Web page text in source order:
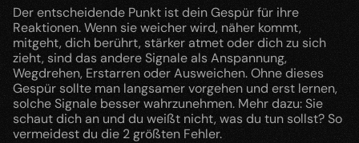
Der entscheidende Punkt ist dein Gespür für ihre
Reaktionen. Wenn sie weicher wird, näher kommt,
mitgeht, dich berührt, stärker atmet oder dich zu sich
zieht, sind das andere Signale als Anspannung,
Wegdrehen, Erstarren oder Ausweichen. Ohne dieses
Gespür sollte man langsamer vorgehen und erst lernen,
solche Signale besser wahrzunehmen. Mehr dazu: Sie
schaut dich an und du weißt nicht, was du tun sollst? So
vermeidest du die 2 größten Fehler.